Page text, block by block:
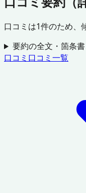
口コミは1件のため、
要約の全文・箇条
口コミ 口コミ一覧